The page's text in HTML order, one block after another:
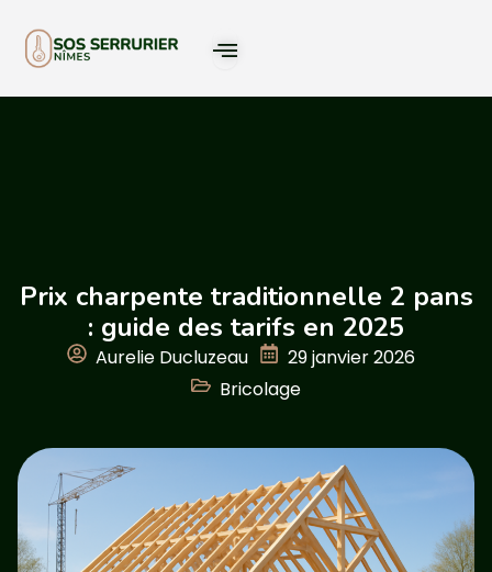
Prix charpente traditionnelle 2 pans
: guide des tarifs en 2025
Aurelie Ducluzeau
29 janvier 2026
Bricolage